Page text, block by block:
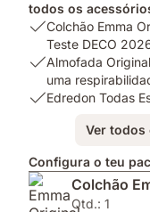
todos os
USP
Colchão
Emma
Original,
Melhor
do
Teste
Colchão Emma
Teste DECO
USP
Almofada
tecnologia
AirGrid®
para
Almofada
uma
USP
Estações
e
Protetor
Edredon Todas
Ver todos
Configura o teu
Colchão
Qtd.: 1